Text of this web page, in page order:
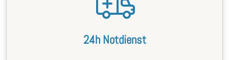
24h Notdienst